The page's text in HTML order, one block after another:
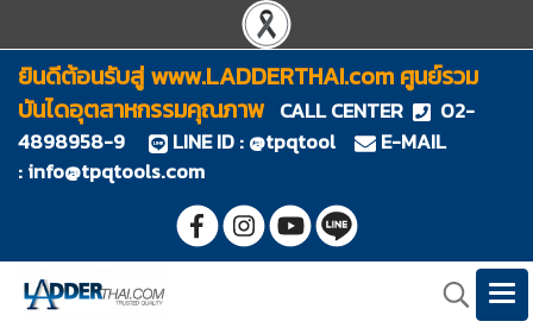
ยินดีต้อนรับสู่ www.LADDERTHAI.com ศูนย์รวม
บันไดอุตสาหกรรมคุณภาพ CALL CENTER
02-
4898958-9
LINE ID : @tpqtool
E-MAIL
:info@tpqtools.com